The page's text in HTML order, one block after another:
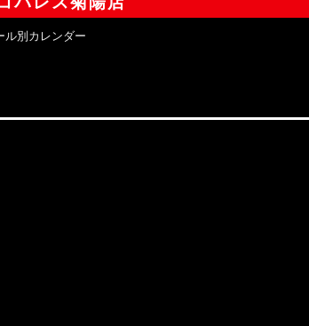
ル別カレンダー